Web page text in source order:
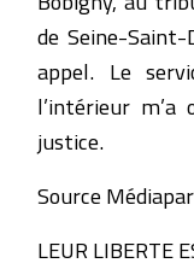
de Seine-Saint-
appel. Le
l’intérieur
justice.
Source
LEUR LIBERTE